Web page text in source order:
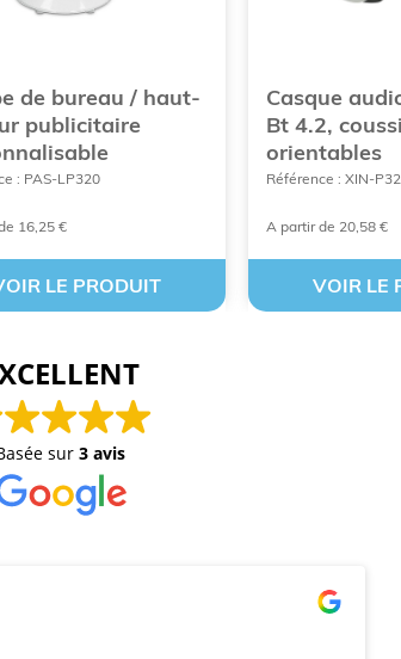
de bureau / haut-
publicitaire
: PAS-LP320
16,25 €
LE PRODUIT
Casque
Bt 4.2,
orientables
Référence : XIN-
A partir de 20,58 €
VOIR LE
sur3 avis